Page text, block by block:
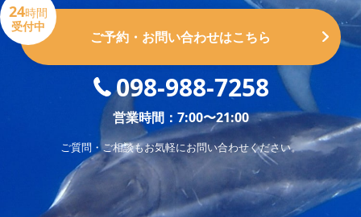
24時間
受付中
ご予約・お問い合わせはこちら
098-988-7258
営業時間：7:00〜21:00
ご質問・ご相談もお気軽にお問い合わせください。